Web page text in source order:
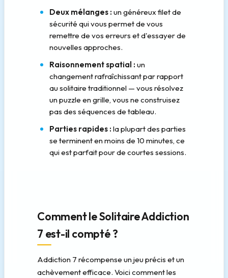
Deux mélanges : un généreux filet de
sécurité qui vous permet de vous
remettre de vos erreurs et d'essayer de
nouvelles approches.
Raisonnement spatial : un
changement rafraîchissant par rapport
au solitaire traditionnel — vous résolvez
un puzzle en grille, vous ne construisez
pas des séquences de tableau.
Parties rapides : la plupart des parties
se terminent en moins de 10 minutes, ce
qui est parfait pour de courtes sessions.
Comment le Solitaire Addiction
7 est-il compté ?
Addiction 7 récompense un jeu précis et un
achèvement efficace. Voici comment les